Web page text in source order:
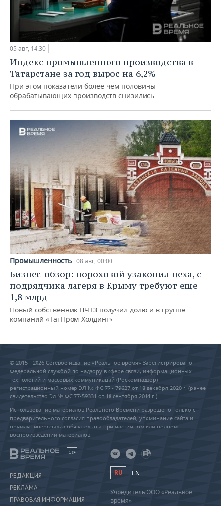
05 авг, 14:30
Индекс промышленного производства в
Татарстане за год вырос на 6,2%
При этом показатели более чем половины
обрабатывающих производств снизились
Промышленность 08 авг, 00:00
Бизнес-обзор: пороховой узаконил цеха, с
подрядчика лагеря в Крыму требуют еще
1,8 млрд
Новый собственник НЧТЗ получил долю и в группе
компаний «ТатПром-Холдинг»
© 2015 - 2026 Сетевое издание «Реальное время» Зарегистрировано
Федеральной службой по надзору в сфере связи, информационных
технологий и массовых коммуникаций (Роскомнадзор) –
регистрационный номер ЭЛ № ФС 77 - 79627 от 18 декабря 2020 г. (ранее
свидетельство Эл № ФС 77-59331 от 18 сентября 2014 г.)
Использование материалов Реального Времени разрешено только с
предварительного согласия правообладателей, упоминание сайта и
прямая гиперссылка обязательны при частичном или полном
воспроизведении материалов.
18+
РЕДАКЦИЯ
РЕКЛАМА
ПРАВОВАЯ ИНФОРМАЦИЯ
RU EN
Учредитель ООО «Реальное
время»